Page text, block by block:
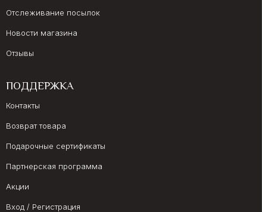
Отслеживание посылок
Новости магазина
Отзывы
ПОДДЕРЖКА
Контакты
Возврат товара
Подарочные сертификаты
Партнерская программа
Акции
Вход / Регистрация